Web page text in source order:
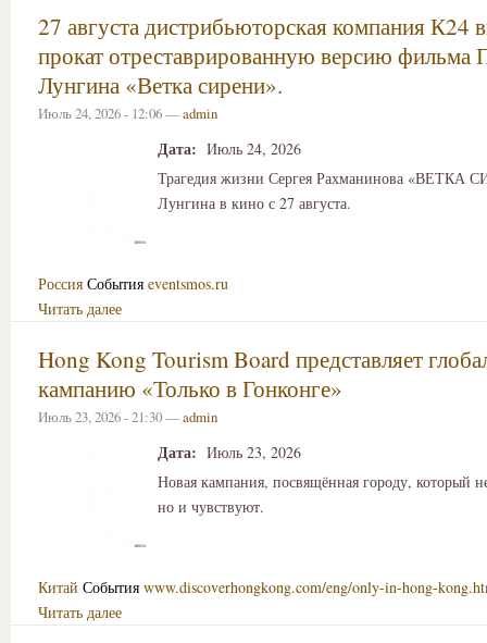
27 августа дистрибьюторская компания К24
прокат отреставрированную версию фильма
Лунгина «Ветка сирени».
Июль 24, 2026 - 12:06 —admin
Дата: Июль 24, 2026
Трагедия жизни Сергея Рахманинова «ВЕТКА
Лунгина в кино с 27 августа.
Россия События eventsmos.ru
Читать далее
Hong Kong Tourism Board представляет
кампанию «Только в Гонконге»
Июль 23, 2026 - 21:30 —admin
Дата: Июль 23, 2026
Новая кампания, посвящённая городу, который
но и чувствуют.
Китай События www.discoverhongkong.com/eng/only-in-hong-
Читать далее